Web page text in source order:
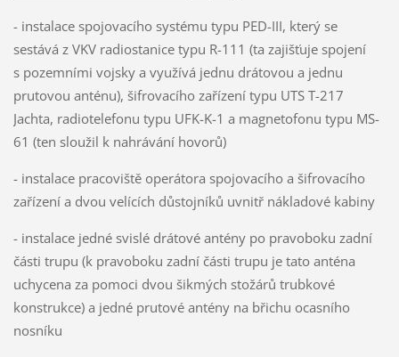
- instalace spojovacího systému typu PED-III, který se
sestává z VKV radiostanice typu R-111 (ta zajišťuje spojení
s pozemními vojsky a využívá jednu drátovou a jednu
prutovou anténu), šifrovacího zařízení typu UTS T-217
Jachta, radiotelefonu typu UFK-K-1 a magnetofonu typu MS-
61 (ten sloužil k nahrávání hovorů)
- instalace pracoviště operátora spojovacího a šifrovacího
zařízení a dvou velících důstojníků uvnitř nákladové kabiny
- instalace jedné svislé drátové antény po pravoboku zadní
části trupu (k pravoboku zadní části trupu je tato anténa
uchycena za pomoci dvou šikmých stožárů trubkové
konstrukce) a jedné prutové antény na břichu ocasního
nosníku